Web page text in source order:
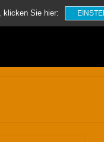
klicken Sie hier: